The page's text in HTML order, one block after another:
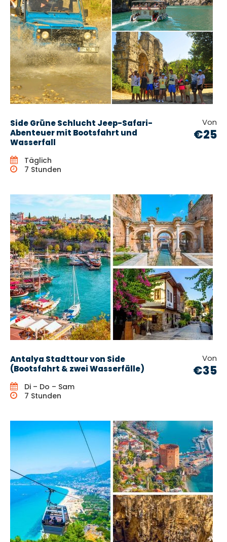
Side Grüne Schlucht Jeep-Safari-
Abenteuer mit Bootsfahrt und
Wasserfall
Von
€25
Täglich
7 Stunden
Antalya Stadttour von Side
(Bootsfahrt & zwei Wasserfälle)
Von
€35
Di – Do – Sam
7 Stunden